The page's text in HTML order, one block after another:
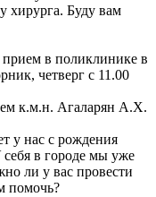
хирурга. Буду вам
в поликлинике в
четверг с 11.00
к.м.н. Агаларян А.Х.
у нас с рождения
в городе мы уже
ли у вас провести
нам помочь?